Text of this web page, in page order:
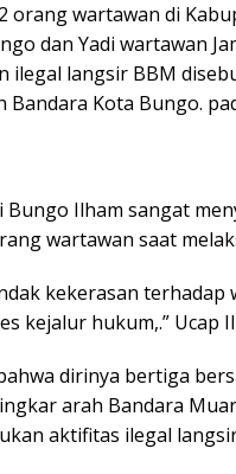
orang wartawan di
dan Yadi wartawan
ilegal langsir BBM
Kota Bungo.
Bungo Ilham sangat
wartawan saat
kekerasan
kejalur hukum,.” Ucap
dirinya bertiga
arah Bandara
aktifitas ilegal